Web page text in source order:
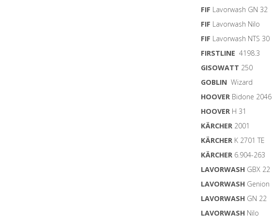
FIF Lavorwash GN 32
FIF Lavorwash Nilo
FIF Lavorwash NTS 30
FIRSTLINE 4198.3
GISOWATT 250
GOBLINWizard
HOOVERBidone 2046
HOOVERH 31
KÄRCHER2001
KÄRCHERK 2701 TE
KÄRCHER6.904-263
LAVORWASHGBX 22
LAVORWASHGenion
LAVORWASHGN 22
LAVORWASHNilo